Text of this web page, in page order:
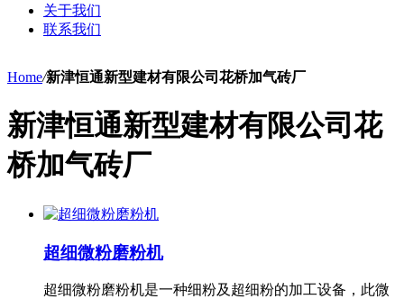
关于我们
联系我们
Home/新津恒通新型建材有限公司花桥加气砖厂
新津恒通新型建材有限公司花
桥加气砖厂
超细微粉磨粉机
超细微粉磨粉机是一种细粉及超细粉的加工设备，此微